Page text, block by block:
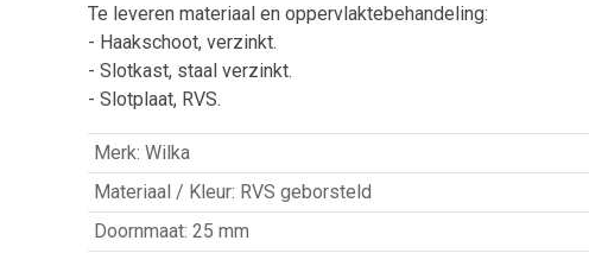
Te leveren materiaal en oppervlaktebehandeling:
- Haakschoot, verzinkt.
- Slotkast, staal verzinkt.
- Slotplaat, RVS.
Merk: Wilka
Materiaal / Kleur: RVS geborsteld
Doornmaat: 25 mm